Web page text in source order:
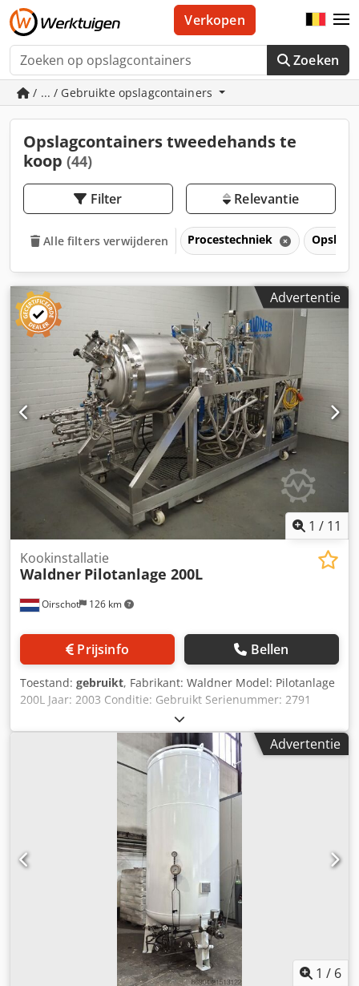
Zoeken
Verkopen
/ ... / Gebruikte opslagcontainers
Opslagcontainers tweedehands te
koop (44)
Filter Relevantie
Alle filters verwijderen Procestechniek
Advertentie
1 / 11
Oirschot 126 km
Kookinstallatie
Waldner Pilotanlage 200L
Prijsinfo Bellen
Toestand: gebruikt, Fabrikant: Waldner Model: Pilotanlage
200L Jaar: 2003 Conditie: Gebruikt Serienummer: 2791
Voorraad nummer: 3420 Capaciteit: 200 liter
Mengsnelheid: max 25 RPM Dodpozruu Rsfx Albjck Druk: -1
- max 4 Bar Vacuum pomp: SIHI LEMB91 AZ Temperatuur:
max 150°C Verwarming: stoom, dubbelwandig en
verwarmingsspiraal Perslucht: 6 - 10 bar Vermogen: 3 x
400V, 50Hz, 4kW Afmetingen: 2900 x 1300 x 2300 mm
onder druk, met vacuüm en CIP-systeem
Advertentie
1 / 6